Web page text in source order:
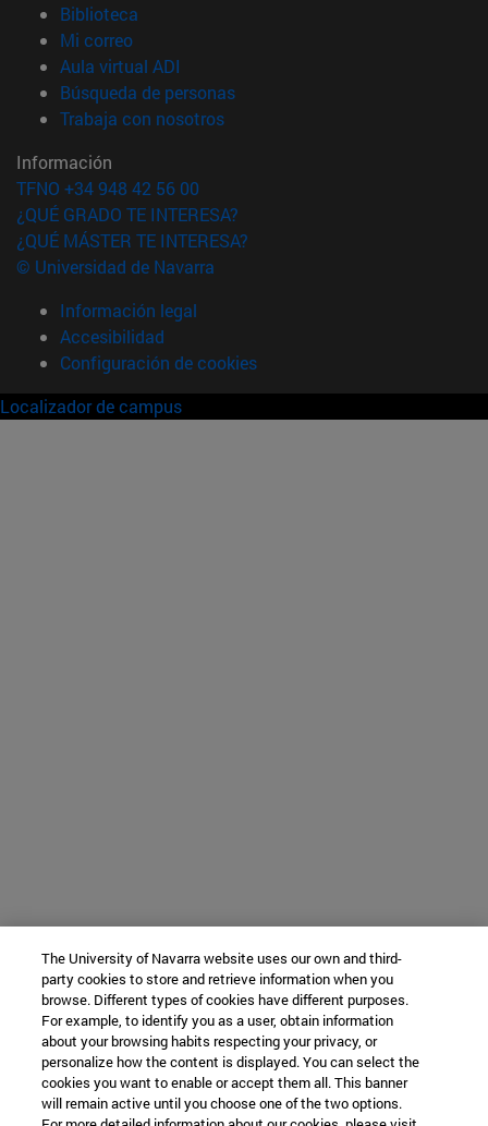
Biblioteca
Mi correo(abre en nueva ventana)
Aula virtual ADI
Búsqueda de personas(abre en nueva ventana)
Trabaja con nosotros(abre en nueva ventana)
Información
TFNO +34 948 42 56 00
¿QUÉ GRADO TE INTERESA?
¿QUÉ MÁSTER TE INTERESA?
© Universidad de Navarra
Información legal
Accesibilidad
Configuración de cookies
Localizador de campus
The University of Navarra website uses our own and third-
party cookies to store and retrieve information when you
browse. Different types of cookies have different purposes.
For example, to identify you as a user, obtain information
about your browsing habits respecting your privacy, or
personalize how the content is displayed. You can select the
cookies you want to enable or accept them all. This banner
will remain active until you choose one of the two options.